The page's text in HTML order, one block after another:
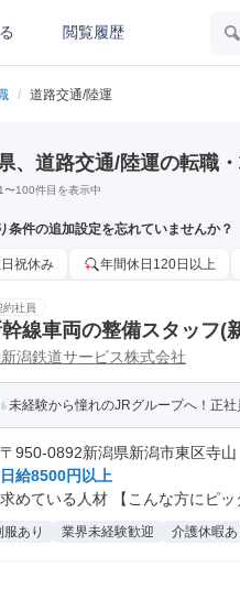
閲覧履歴
/ 道路交通/陸運
、道路交通/陸運の転職
1〜100件目を表示中
条件の追加設定を忘れていませんか？
祝休み 年間休日120日以上
約社員
線車両の整備スタッフ(
潟鉄道サービス株式会社
未経験から憧れのJRグループへ！正
〒950-0892新潟県新潟市東区寺山
日給8500円以上
求めている人材 【こんな方にピッ
服あり 業界未経験歓迎 介護休暇あ